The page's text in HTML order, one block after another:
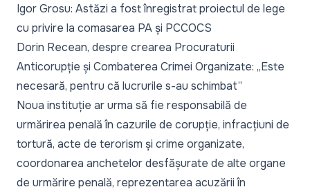
Igor Grosu: Astăzi a fost înregistrat proiectul de lege
cu privire la comasarea PA și PCCOCS
Dorin Recean, despre crearea Procuraturii
Anticorupție și Combaterea Crimei Organizate: „Este
necesară, pentru că lucrurile s-au schimbat”
Noua instituție ar urma să fie responsabilă de
urmărirea penală în cazurile de corupție, infracțiuni de
tortură, acte de terorism și crime organizate,
coordonarea anchetelor desfășurate de alte organe
de urmărire penală, reprezentarea acuzării în